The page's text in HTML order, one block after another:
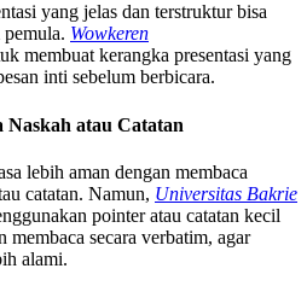
yang jelas dan terstruktur bisa
Wowkeren
membuat kerangka presentasi yang
inti sebelum berbicara.
Naskah atau Catatan
lebih aman dengan membaca
catatan. Namun, Universitas Bakrie
pointer atau catatan kecil
membaca secara verbatim, agar
alami.